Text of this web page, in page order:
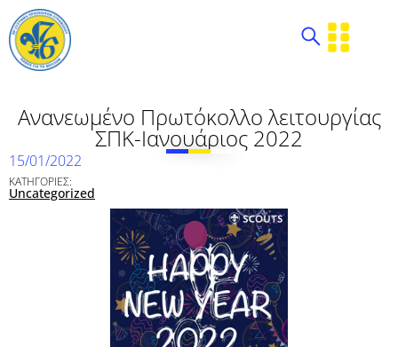
Ανανεωμένο Πρωτόκολλο λειτουργίας
ΣΠΚ-Ιανουάριος 2022
15/01/2022
ΚΑΤΗΓΟΡΙΕΣ:
Uncategorized